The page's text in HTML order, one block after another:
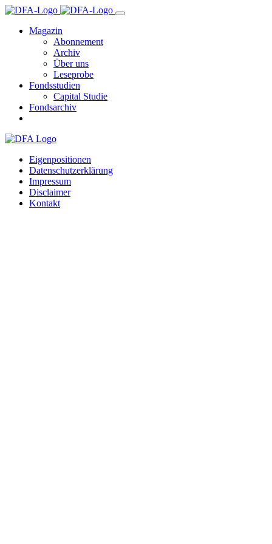
Magazin
Abonnement
Archiv
Über uns
Leseprobe
Fondsstudien
Capital Studie
Fondsarchiv
Eigenpositionen
Datenschutzerklärung
Impressum
Disclaimer
Kontakt